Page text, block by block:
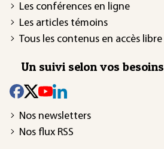
Les conférences en ligne
Les articles témoins
Tous les contenus en accès libre
Un suivi selon vos besoins
Nos newsletters
Nos flux RSS